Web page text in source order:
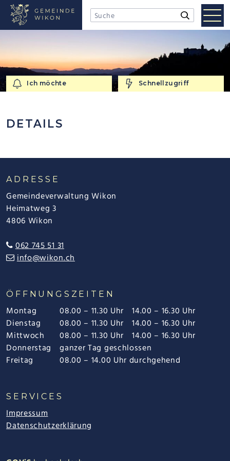
NAVIGIEREN IN WIKON
Schnellnavigation
Suchbegriff Suche starten
Ich möchte
Ich möchte Schnellzugriff
Schnellzugriff
DETAILS
FOOTER
ADRESSE
Gemeindeverwaltung Wikon
Heimatweg 3
4806 Wikon
062 745 51 31
info@wikon.ch
ÖFFNUNGSZEITEN
Montag 08.00 – 11.30 Uhr
14.00 – 16.30 Uhr
Dienstag
08.00 – 11.30 Uhr
14.00 – 16.30 Uhr
Mittwoch
08.00 – 11.30 Uhr
14.00 – 16.30 Uhr
Donnerstag
ganzer Tag geschlossen
Freitag
08.00 – 14.00 Uhr durchgehend
SERVICES
Impressum
Datenschutzerklärung